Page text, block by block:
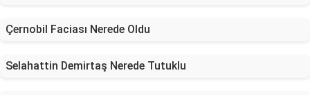
Çernobil Faciası Nerede Oldu
Selahattin Demirtaş Nerede Tutuklu